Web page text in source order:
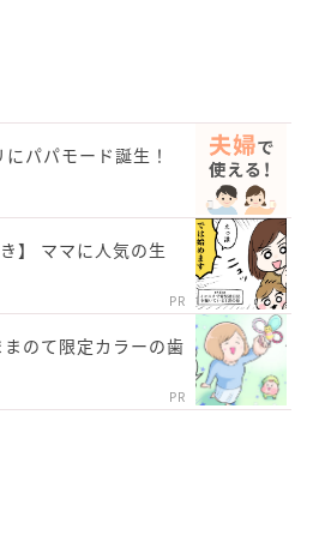
パパモード誕生！
】 ママに人気の生
PR
まのて限定カラーの歯
PR